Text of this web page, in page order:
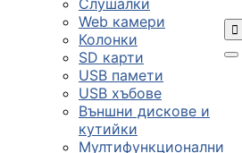
Слушалки
Web камери
Колонки
SD карти
USB памети
USB хъбове
Външни дискове и
кутийки
Мултифункционални
